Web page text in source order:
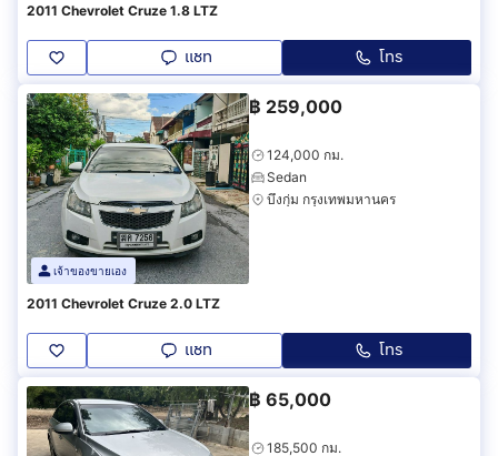
2011 Chevrolet Cruze 1.8 LTZ
แชท โทร
เจ้าของขายเอง
฿ 259,000
124,000 กม.
Sedan
บึงกุ่ม กรุงเทพมหานคร
2011 Chevrolet Cruze 2.0 LTZ
แชท โทร
฿ 65,000
185,500 กม.